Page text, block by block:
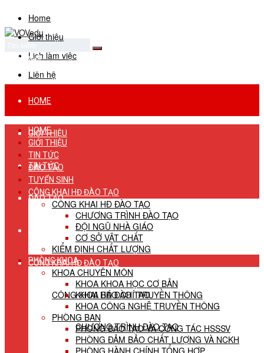
Home
Giới thiệu
Lịch làm việc
Liên hệ
No Result
View All Result
HOME
GIỚI THIỆU
TIN TỨC
ĐÀO TẠO
TUYỂN SINH
CÔNG KHAI HĐ ĐÀO TẠO
CÔNG KHAI HĐ ĐÀO TẠO
CHƯƠNG TRÌNH ĐÀO TẠO
HOME
GIỚI THIỆU
TIN TỨC
ĐÀO TẠO
TUYỂN SINH
CÔNG KHAI HĐ ĐÀO TẠO
CÔNG KHAI HĐ ĐÀO TẠO
CHƯƠNG TRÌNH ĐÀO TẠO
ĐỘI NGŨ NHÀ GIÁO
CƠ SỞ VẬT CHẤT
KIỂM ĐỊNH CHẤT LƯỢNG
PHÒNG KHOA
KHOA CHUYÊN MÔN
KHOA KHOA HỌC CƠ BẢN
KHOA BÁO CHÍ TRUYỀN THÔNG
KHOA CÔNG NGHỆ TRUYỀN THÔNG
PHÒNG BAN
PHÒNG ĐÀO TẠO VÀ CÔNG TÁC HSSSV
PHÒNG ĐẢM BẢO CHẤT LƯỢNG VÀ NCKH
PHÒNG HÀNH CHÍNH TỔNG HỢP